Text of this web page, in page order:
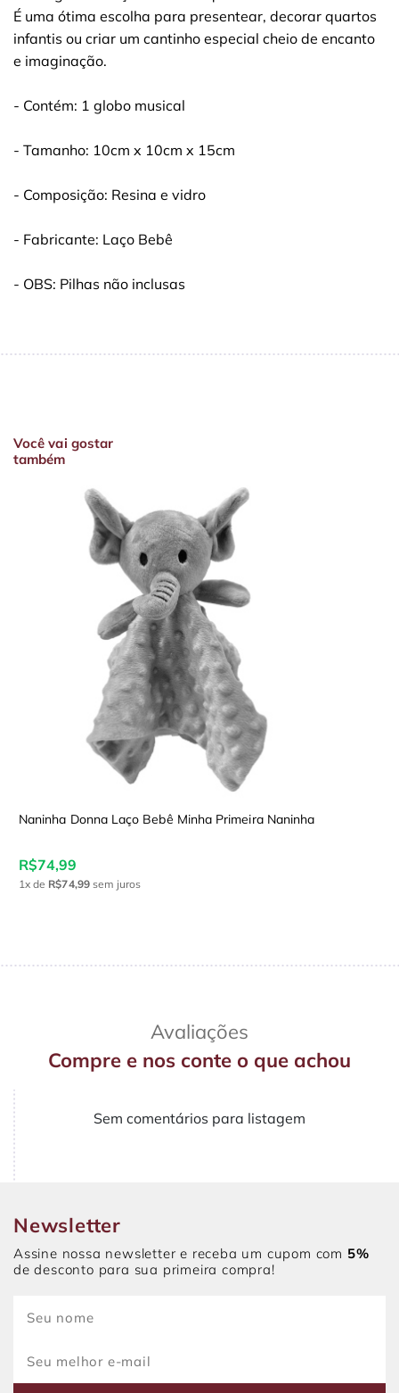
É uma ótima escolha para presentear, decorar quartos
infantis ou criar um cantinho especial cheio de encanto
e imaginação.
- Contém: 1 globo musical
- Tamanho: 10cm x 10cm x 15cm
- Composição: Resina e vidro
- Fabricante: Laço Bebê
- OBS: Pilhas não inclusas
Você vai gostar
também
Naninha Donna Laço Bebê Minha Primeira Naninha
R$74,99
1x de R$74,99sem juros
Avaliações
Compre e nos conte o que achou
Sem comentários para listagem
Newsletter
Assine nossa newsletter e receba um cupom com 5%
de desconto para sua primeira compra!